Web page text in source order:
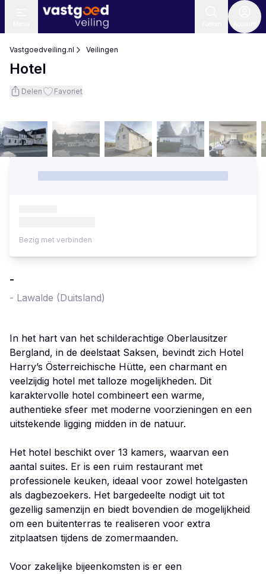
Vastgoedveiling.nl Veilingen
Hotel
Delen Favoriet
-
- Lawalde (Duitsland)
In het hart van het schilderachtige Oberlausitzer
Bergland, in de deelstaat Saksen, bevindt zich Hotel
Harry’s Österreichische Hütte, een charmant en
veelzijdig hotel met talloze mogelijkheden. Dit
karaktervolle hotel combineert een warme,
authentieke sfeer met moderne voorzieningen en een
uitstekende ligging midden in de natuur.
Het hotel beschikt over 13 kamers, waarvan een
aantal suites. Er is een ruim restaurant met
professionele keuken, ideaal voor zowel hotelgasten
als dagbezoekers. Het bargedeelte nodigt uit tot
gezellig samenzijn en biedt bovendien de mogelijkheid
om een buitenterras te realiseren voor extra
zitplaatsen tijdens de zomermaanden.
Voor zakelijke bijeenkomsten is er een
Bezig met verbinden